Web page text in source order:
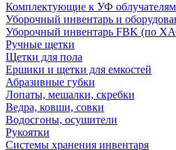
Комплектующие к УФ облучателям
Уборочный инвентарь и
Уборочный инвентарь FBK (по
Ручные щетки
Щетки для пола
Ершики и щетки для емкостей
Абразивные губки
Лопаты, мешалки, скребки
Ведра, ковши, совки
Водосгоны, осушители
Рукоятки
Системы хранения инвентаря